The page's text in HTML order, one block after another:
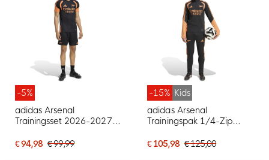
-5%
adidas Arsenal
Trainingsset 2026-2027
€ 94,98 € 99,99
-15% Kids
adidas Arsenal
Trainingspak 1/4-Zip
Oranje
€ 105,98 € 125,00